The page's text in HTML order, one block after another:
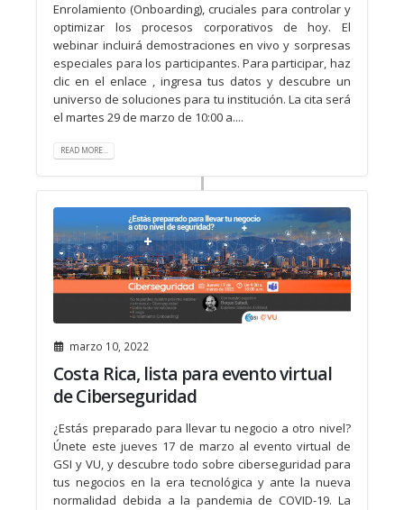
Enrolamiento (Onboarding), cruciales para controlar y
optimizar los procesos corporativos de hoy. El
webinar incluirá demostraciones en vivo y sorpresas
especiales para los participantes. Para participar, haz
clic en el enlace , ingresa tus datos y descubre un
universo de soluciones para tu institución. La cita será
el martes 29 de marzo de 10:00 a....
READ MORE...
marzo 10, 2022
Costa Rica, lista para evento virtual
de Ciberseguridad
¿Estás preparado para llevar tu negocio a otro nivel?
Únete este jueves 17 de marzo al evento virtual de
GSI y VU, y descubre todo sobre ciberseguridad para
tus negocios en la era tecnológica y ante la nueva
normalidad debida a la pandemia de COVID-19. La